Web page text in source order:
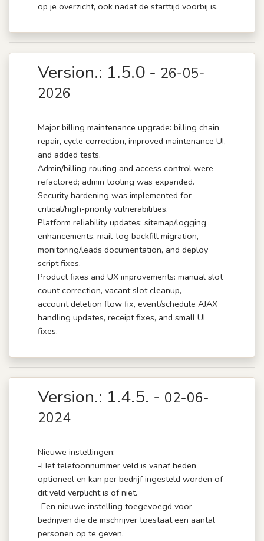
op je overzicht, ook nadat de starttijd voorbij is.
Version.: 1.5.0 - 26-05-
2026
Major billing maintenance upgrade: billing chain
repair, cycle correction, improved maintenance UI,
and added tests.
Admin/billing routing and access control were
refactored; admin tooling was expanded.
Security hardening was implemented for
critical/high-priority vulnerabilities.
Platform reliability updates: sitemap/logging
enhancements, mail-log backfill migration,
monitoring/leads documentation, and deploy
script fixes.
Product fixes and UX improvements: manual slot
count correction, vacant slot cleanup,
account deletion flow fix, event/schedule AJAX
handling updates, receipt fixes, and small UI
fixes.
Version.: 1.4.5. - 02-06-
2024
Nieuwe instellingen:
-Het telefoonnummer veld is vanaf heden
optioneel en kan per bedrijf ingesteld worden of
dit veld verplicht is of niet.
-Een nieuwe instelling toegevoegd voor
bedrijven die de inschrijver toestaat een aantal
personen op te geven.